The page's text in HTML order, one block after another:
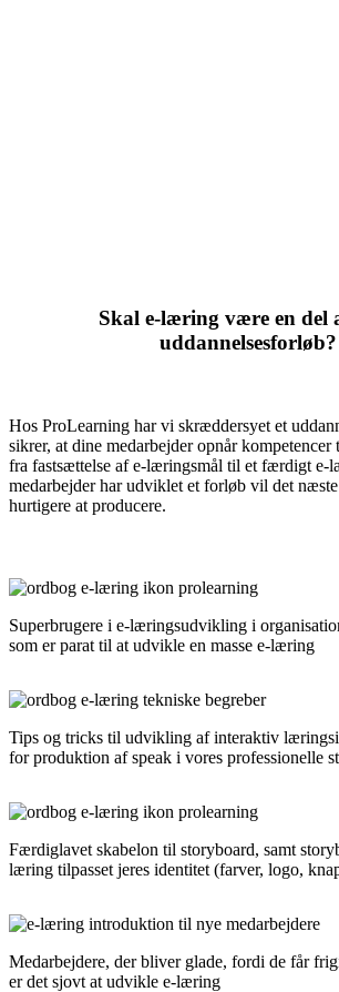
Skal e-læring være en del
uddannelsesforløb?
Hos ProLearning har vi skræddersyet et
sikrer, at dine medarbejder opnår
fra fastsættelse af e-læringsmål til et færdigt e-
medarbejder har udviklet et forløb vil det
hurtigere at producere.
Superbrugere i e-læringsudvikling i
som er parat til at udvikle en masse e-læring
Tips og tricks til udvikling af interaktiv
for produktion af speak i vores professionelle
Færdiglavet skabelon til storyboard, samt
læring tilpasset jeres identitet (farver, logo,
Medarbejdere, der bliver glade, fordi de får
er det sjovt at udvikle e-læring